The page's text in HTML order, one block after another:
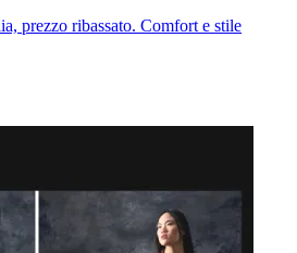
prezzo ribassato. Comfort e stile